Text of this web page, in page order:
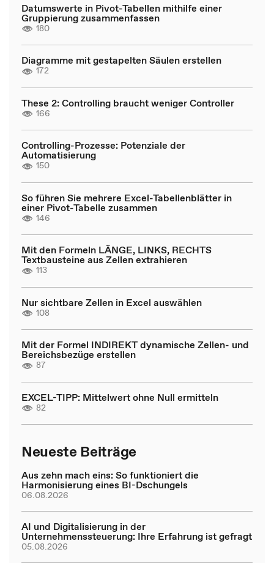
Datumswerte in Pivot-Tabellen mithilfe einer
Gruppierung zusammenfassen
180
Diagramme mit gestapelten Säulen erstellen
172
These 2: Controlling braucht weniger Controller
166
Controlling-Prozesse: Potenziale der
Automatisierung
150
So führen Sie mehrere Excel-Tabellenblätter in
einer Pivot-Tabelle zusammen
146
Mit den Formeln LÄNGE, LINKS, RECHTS
Textbausteine aus Zellen extrahieren
113
Nur sichtbare Zellen in Excel auswählen
108
Mit der Formel INDIREKT dynamische Zellen- und
Bereichsbezüge erstellen
87
EXCEL-TIPP: Mittelwert ohne Null ermitteln
82
Neueste Beiträge
Aus zehn mach eins: So funktioniert die
Harmonisierung eines BI-Dschungels
06.08.2026
AI und Digitalisierung in der
Unternehmenssteuerung: Ihre Erfahrung ist gefragt
05.08.2026